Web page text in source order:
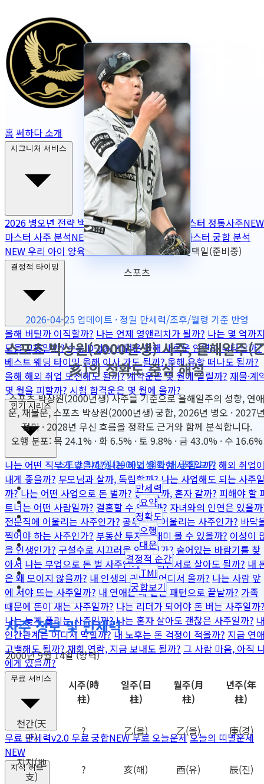
홈 쎄하다 소개
시그니처 서비스
2026 병오년 전략 백서NEW2026 토정비결마스터 정통사주NEW
마스터 사주 분석NEW무보정 사주 판독NEW마스터 궁합 분석
NEW 우리 아이 양육 궁합 NEW 작명OPEN출산택일(준비중)
결정적 타이밍
올해 버틸까 이직할까? 나는 언제 영앤리치가 될까? 나는 몇 억까
모을 그릇일까?수능 D-day 시험운올해 새로운 인연이 나타날까?
베스트 웨딩 타이밍 올해 이사 가도 될까? 올해 유학 떠나도 될까?
올해 해외 취업 도전해도 될까?계약운은 몇 월에 열릴까? 재물·계
몇 월을 피할까? 시험 합격운은 몇 월에 올까?
인기 시리즈
나는 어떤 직무가 맞을까?나는 해외 유학형 사주일까? 해외 취업
내게 좋을까? 부모님과 살까, 독립할까?나는 사업해도 되는 사주
까? 나는 어떤 사업으로 돈 벌까? 동업할까, 혼자 갈까? 피해야 할
트너는 어떤 사람일까? 결혼할 수 있을까? 자녀와의 인연은 있을
전문직에 어울리는 사주인가? 공무원에 어울리는 사주인가? 바닥
찍어야 하는 사주인가? 부동산 투자로 재미 볼 수 있을까? 이성이
을 인생인가? 구설수로 시끄러울 인생인가? 숨어있는 바람기를 찾
아서 나는 부업으로 돈 벌 사주인가?프리랜서로 살아도 될까? 내
은 왜 모이지 않을까? 내 인생의 귀인은 어디서 올까? 나는 사람 앞
에 서야 뜨는 사주일까? 내 연애는 왜 같은 패턴으로 끝날까? 가족
때문에 돈이 새는 사주일까?나는 리더가 되어야 돈 버는 사주일까
나는 늦게 풀리는 사주일까?나는 혼자 살아도 괜찮은 사주일까?
인간관계는 어디서 막힐까?내 노후는 돈 걱정이 적을까? 지금 연
고백해도 될까? 재회 연락, 지금 보내도 될까? 그 사람 마음, 아직
에게 있을까?
무료 서비스
무료 만세력v2.0 무료 궁합NEW무료 오늘운세오늘의 띠별운세
NEW
지식 허브
스포츠
2026-04-25 업데이트 · 정밀 만세력/조후/월령 기준 반영
스포츠 박상원(2000년생) 사주, 을해일주(
亥)의 정확도 중심 해설
스포츠 박상원(2000년생) 사주를 기준으로 을해일주의 성향, 연애
운, 재물운, 스포츠 박상원(2000년생) 궁합, 2026년 병오 · 2027
정미 · 2028년 무신 흐름을 정확도 근거와 함께 분석합니다.
오행 분포: 목 24.1% · 화 6.5% · 토 9.8% · 금 43.0% · 수 16.6%
스포츠 박상원(2000년생)과 내 궁합 보기
만세력
요약
정확도
오행
대운
결정적 순간
TMI
궁합보기
사주 정보 및 만세력
2000년 9월 14일 (양력)
시주(時
柱)
일주(日
柱)
월주(月
柱)
년주(年
柱)
천간(天
干)
? 乙(을) 乙(을) 庚(경)
지지(地
支)
? 亥(해) 酉(유) 辰(진)